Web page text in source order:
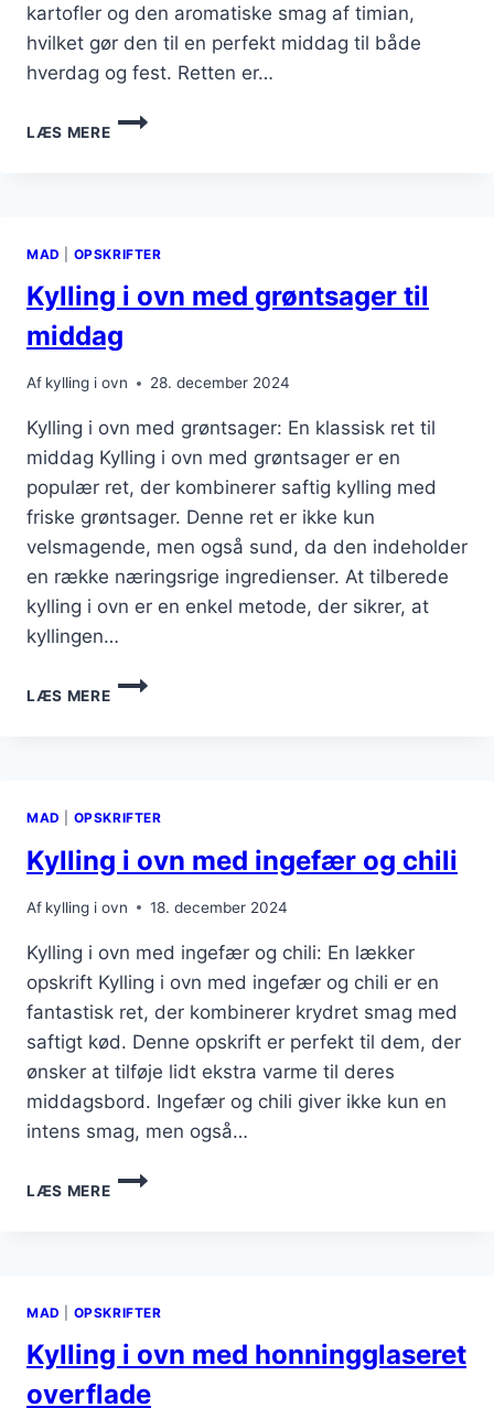
kartofler og den aromatiske smag af timian,
hvilket gør den til en perfekt middag til både
hverdag og fest. Retten er…
LÆS MERE
KYLLING
I
TIMIAN
MAD OPSKRIFTER
Kylling i ovn med grøntsager til
middag
Af kylling i ovn 28. december 2024
Kylling i ovn med grøntsager: En klassisk ret til
middag Kylling i ovn med grøntsager er en
populær ret, der kombinerer saftig kylling med
friske grøntsager. Denne ret er ikke kun
velsmagende, men også sund, da den indeholder
en række næringsrige ingredienser. At tilberede
kylling i ovn er en enkel metode, der sikrer, at
kyllingen…
LÆS MERE
KYLLING
I
MIDDAG
MAD OPSKRIFTER
Kylling i ovn med ingefær og chili
Af kylling i ovn 18. december 2024
Kylling i ovn med ingefær og chili: En lækker
opskrift Kylling i ovn med ingefær og chili er en
fantastisk ret, der kombinerer krydret smag med
saftigt kød. Denne opskrift er perfekt til dem, der
ønsker at tilføje lidt ekstra varme til deres
middagsbord. Ingefær og chili giver ikke kun en
intens smag, men også…
LÆS MERE
KYLLING
I
CHILI
MAD OPSKRIFTER
Kylling i ovn med honningglaseret
overflade